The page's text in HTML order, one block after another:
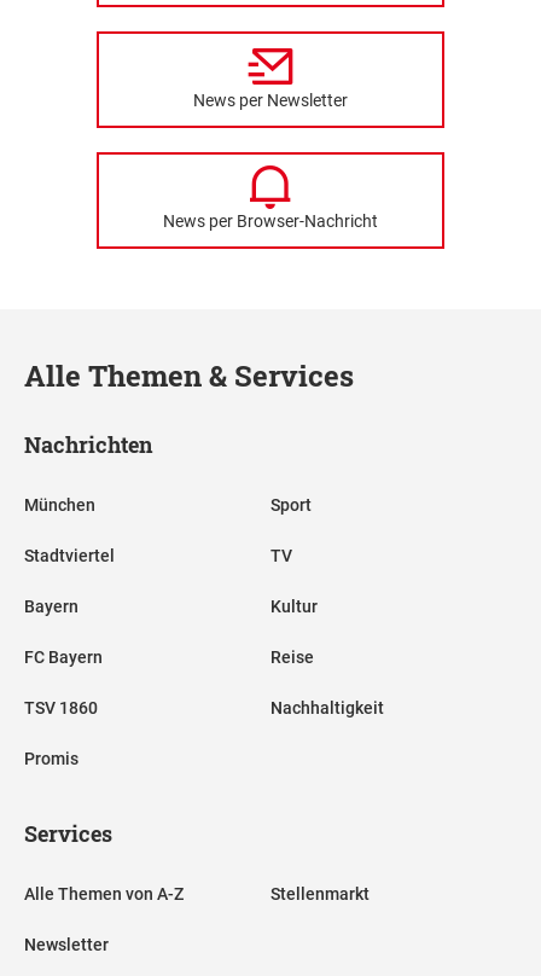
News per Newsletter
News per Browser-Nachricht
Alle Themen & Services
Nachrichten
München
Stadtviertel
Bayern
FC Bayern
TSV 1860
Promis
Sport
TV
Kultur
Reise
Nachhaltigkeit
Services
Alle Themen von A-Z
Newsletter
Stellenmarkt